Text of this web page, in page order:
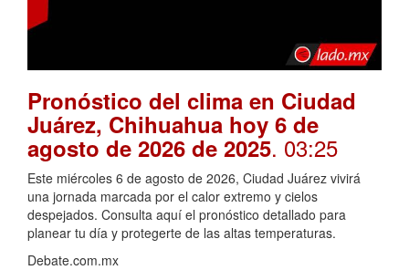
Pronóstico del clima en Ciudad
Juárez, Chihuahua hoy 6 de
agosto de 2026 de 2025. 03:25
Este miércoles 6 de agosto de 2026, Ciudad Juárez vivirá
una jornada marcada por el calor extremo y cielos
despejados. Consulta aquí el pronóstico detallado para
planear tu día y protegerte de las altas temperaturas.
Debate.com.mx